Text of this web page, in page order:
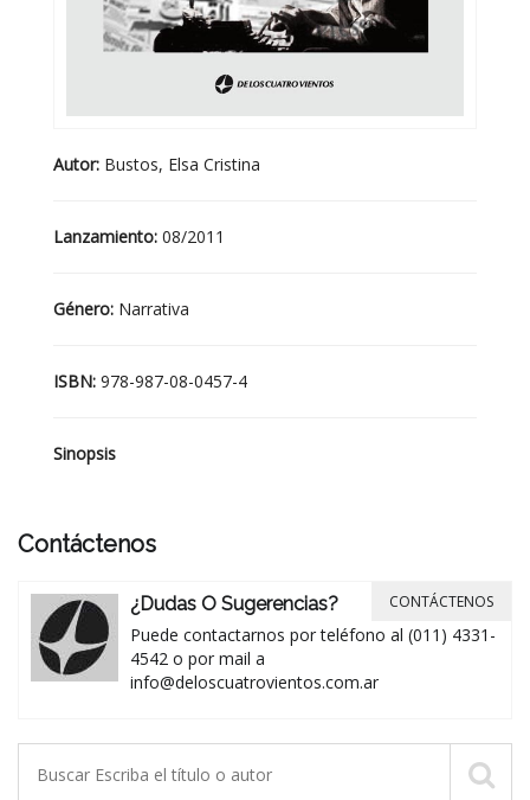
Autor: Bustos, Elsa Cristina
Lanzamiento: 08/2011
Género: Narrativa
ISBN: 978-987-08-0457-4
Sinopsis
Contáctenos
¿Dudas O Sugerencias?
Puede contactarnos por teléfono al (011) 4331-
4542 o por mail a
info@deloscuatrovientos.com.ar
CONTÁCTENOS